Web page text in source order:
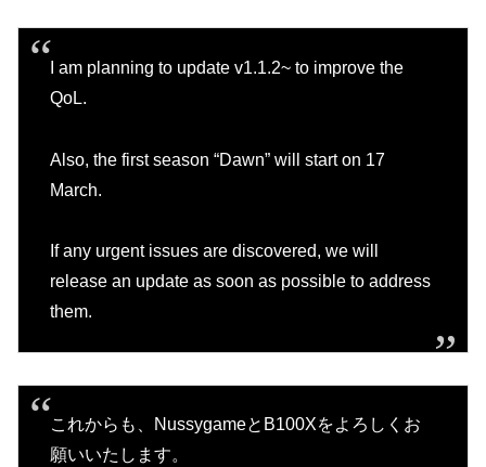
I am planning to update v1.1.2~ to improve the
QoL.
Also, the first season “Dawn” will start on 17
March.
If any urgent issues are discovered, we will
release an update as soon as possible to address
them.
これからも、NussygameとB100Xをよろしくお
願いいたします。